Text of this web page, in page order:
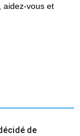
aidez-vous et
de